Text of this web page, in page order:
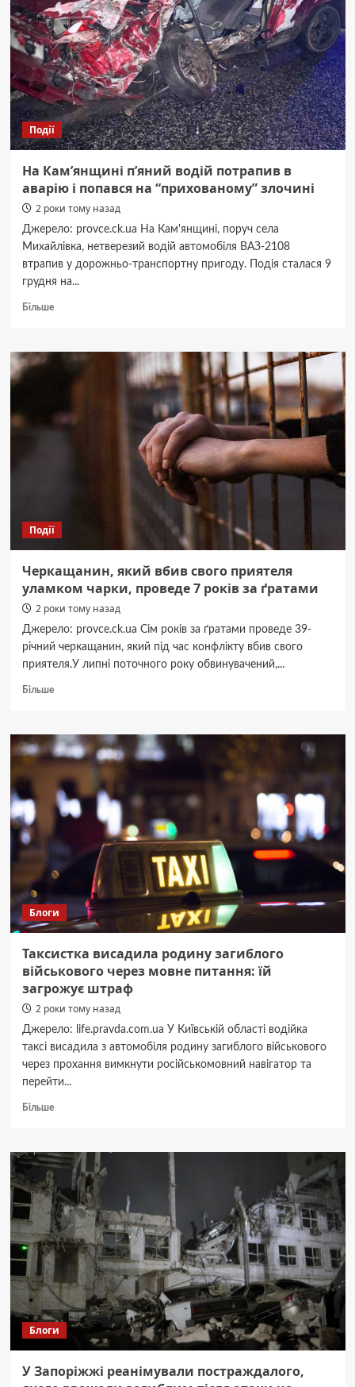
органзы?
Події
На Кам’янщині п’яний водій потрапив в
аварію і попався на “прихованому” злочині
2 роки тому назад
Джерело: provce.ck.ua На Кам'янщині, поруч села
Михайлівка, нетверезий водій автомобіля ВАЗ-2108
втрапив у дорожньо-транспортну пригоду. Подія сталася 9
грудня на...
БільшеДокладніше
Кам’янщині
аварію
Події
Черкащанин, який вбив свого приятеля
уламком чарки, проведе 7 років за ґратами
2 роки тому назад
Джерело: provce.ck.ua Сім років за ґратами проведе 39-
річний черкащанин, який під час конфлікту вбив свого
приятеля.У липні поточного року обвинувачений,...
БільшеДокладніше
який
вбив
свого
приятеля
уламком
чарки,
років
за
Блоги
Таксистка висадила родину загиблого
військового через мовне питання: їй
загрожує штраф
2 роки тому назад
Джерело: life.pravda.com.ua У Київській області водійка
таксі висадила з автомобіля родину загиблого військового
через прохання вимкнути російськомовний навігатор та
перейти...
БільшеДокладніше
висадила
родину
загиблого
військового
через
мовне
питання:
їй
загрожує
штраф
Блоги
У Запоріжжі реанімували постраждалого,